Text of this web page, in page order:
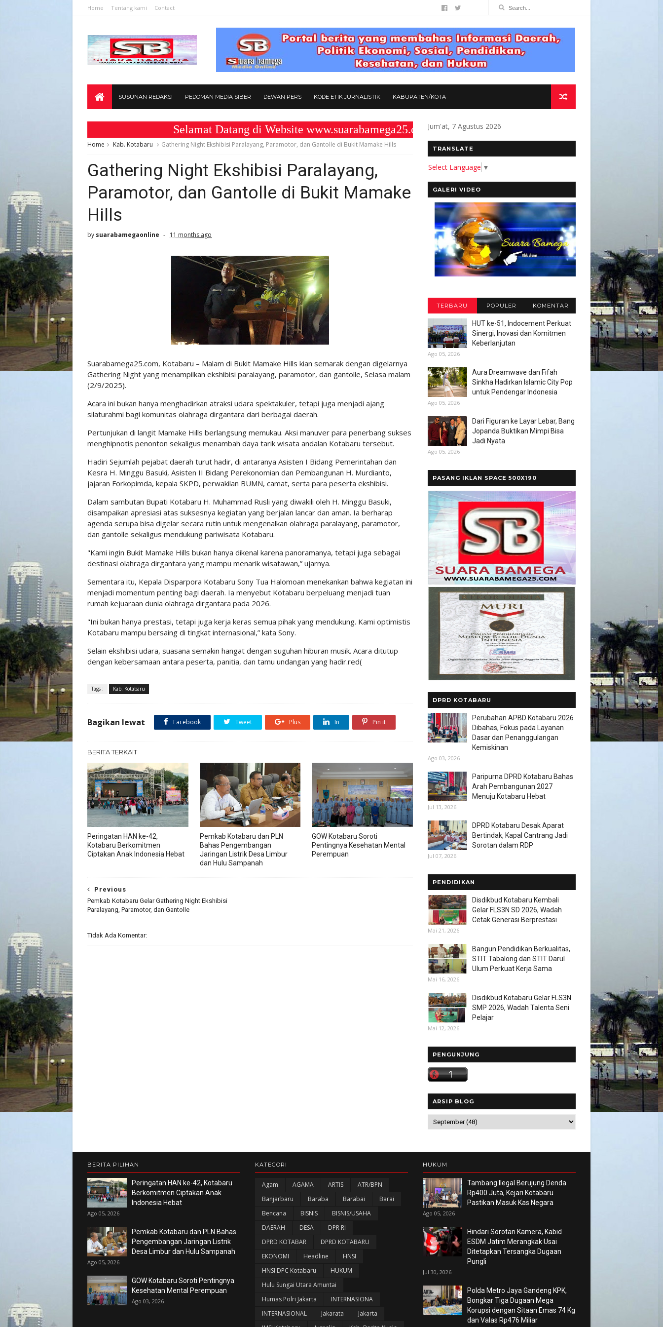
Home Tentang kami Contact
SUSUNAN REDAKSI PEDOMAN MEDIA SIBER DEWAN PERS KODE ETIK JURNALISTIK KABUPATEN/KOTA
Selamat Datang di Website www.suarabamega25.com " KOMITMEN KAMI MEMBANGUN MEDIA
Home Kab. Kotabaru Gathering Night Ekshibisi Paralayang, Paramotor, dan Gantolle di Bukit Mamake Hills
Gathering Night Ekshibisi Paralayang,
Paramotor, dan Gantolle di Bukit Mamake
Hills
by suarabamegaonline 11 months ago
Suarabamega25.com, Kotabaru – Malam di Bukit Mamake Hills kian semarak dengan digelarnya
Gathering Night yang menampilkan ekshibisi paralayang, paramotor, dan gantolle, Selasa malam
(2/9/2025).
Acara ini bukan hanya menghadirkan atraksi udara spektakuler, tetapi juga menjadi ajang
silaturahmi bagi komunitas olahraga dirgantara dari berbagai daerah.
Pertunjukan di langit Mamake Hills berlangsung memukau. Aksi manuver para penerbang sukses
menghipnotis penonton sekaligus menambah daya tarik wisata andalan Kotabaru tersebut.
Hadiri Sejumlah pejabat daerah turut hadir, di antaranya Asisten I Bidang Pemerintahan dan
Kesra H. Minggu Basuki, Asisten II Bidang Perekonomian dan Pembangunan H. Murdianto,
jajaran Forkopimda, kepala SKPD, perwakilan BUMN, camat, serta para peserta ekshibisi.
Dalam sambutan Bupati Kotabaru H. Muhammad Rusli yang diwakili oleh H. Minggu Basuki,
disampaikan apresiasi atas suksesnya kegiatan yang berjalan lancar dan aman. Ia berharap
agenda serupa bisa digelar secara rutin untuk mengenalkan olahraga paralayang, paramotor,
dan gantolle sekaligus mendukung pariwisata Kotabaru.
"Kami ingin Bukit Mamake Hills bukan hanya dikenal karena panoramanya, tetapi juga sebagai
destinasi olahraga dirgantara yang mampu menarik wisatawan,” ujarnya.
Sementara itu, Kepala Disparpora Kotabaru Sony Tua Halomoan menekankan bahwa kegiatan ini
menjadi momentum penting bagi daerah. Ia menyebut Kotabaru berpeluang menjadi tuan
rumah kejuaraan dunia olahraga dirgantara pada 2026.
"Ini bukan hanya prestasi, tetapi juga kerja keras semua pihak yang mendukung. Kami optimistis
Kotabaru mampu bersaing di tingkat internasional,” kata Sony.
Selain ekshibisi udara, suasana semakin hangat dengan suguhan hiburan musik. Acara ditutup
dengan kebersamaan antara peserta, panitia, dan tamu undangan yang hadir.red(
Tags : Kab. Kotabaru
Bagikan lewat Facebook Tweet Plus In Pin it
BERITA TERKAIT
Peringatan HAN ke-42,
Kotabaru Berkomitmen
Ciptakan Anak Indonesia Hebat
Pemkab Kotabaru dan PLN
Bahas Pengembangan
Jaringan Listrik Desa Limbur
dan Hulu Sampanah
GOW Kotabaru Soroti
Pentingnya Kesehatan Mental
Perempuan
Previous
Pemkab Kotabaru Gelar Gathering Night Ekshibisi
Paralayang, Paramotor, dan Gantolle
Tidak Ada Komentar:
Jum'at, 7 Agustus 2026
TRANSLATE
Select Language ▼
GALERI VIDEO
TERBARU POPULER KOMENTAR
HUT ke-51, Indocement Perkuat
Sinergi, Inovasi dan Komitmen
Keberlanjutan
Ago 05, 2026
Aura Dreamwave dan Fifah
Sinkha Hadirkan Islamic City Pop
untuk Pendengar Indonesia
Ago 05, 2026
Dari Figuran ke Layar Lebar, Bang
Jopanda Buktikan Mimpi Bisa
Jadi Nyata
Ago 05, 2026
PASANG IKLAN SPACE 500X190
DPRD KOTABARU
Perubahan APBD Kotabaru 2026
Dibahas, Fokus pada Layanan
Dasar dan Penanggulangan
Kemiskinan
Ago 03, 2026
Paripurna DPRD Kotabaru Bahas
Arah Pembangunan 2027
Menuju Kotabaru Hebat
Jul 13, 2026
DPRD Kotabaru Desak Aparat
Bertindak, Kapal Cantrang Jadi
Sorotan dalam RDP
Jul 07, 2026
PENDIDIKAN
Disdikbud Kotabaru Kembali
Gelar FLS3N SD 2026, Wadah
Cetak Generasi Berprestasi
Mai 21, 2026
Bangun Pendidikan Berkualitas,
STIT Tabalong dan STIT Darul
Ulum Perkuat Kerja Sama
Mai 16, 2026
Disdikbud Kotabaru Gelar FLS3N
SMP 2026, Wadah Talenta Seni
Pelajar
Mai 12, 2026
PENGUNJUNG
ARSIP BLOG
BERITA PILIHAN
Peringatan HAN ke-42, Kotabaru
Berkomitmen Ciptakan Anak
Indonesia Hebat
Ago 05, 2026
Pemkab Kotabaru dan PLN Bahas
Pengembangan Jaringan Listrik
Desa Limbur dan Hulu Sampanah
Ago 05, 2026
GOW Kotabaru Soroti Pentingnya
Kesehatan Mental Perempuan
Ago 03, 2026
KATEGORI
Agam AGAMA ARTIS
ATR/BPN
Banjarbaru
Baraba Barabai
Barai
Bencana
BISNIS
BISNIS/USAHA
DAERAH
DESA
DPR RI
DPRD KOTABAR
DPRD KOTABARU
EKONOMI
Headline
HNSI
HNSI DPC Kotabaru
HUKUM
Hulu Sungai Utara Amuntai
Humas Polri Jakarta
INTERNASIONA
INTERNASIONAL
Jakarata
Jakarta
HUKUM
Tambang Ilegal Berujung Denda
Rp400 Juta, Kejari Kotabaru
Pastikan Masuk Kas Negara
Ago 05, 2026
Hindari Sorotan Kamera, Kabid
ESDM Jatim Merangkak Usai
Ditetapkan Tersangka Dugaan
Pungli
Jul 30, 2026
Polda Metro Jaya Gandeng KPK,
Bongkar Tiga Dugaan Mega
Korupsi dengan Sitaan Emas 74 Kg
dan Valas Rp476 Miliar